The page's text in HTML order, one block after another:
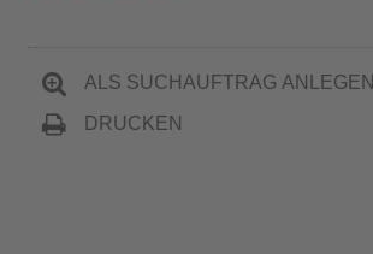
ALS SUCHAUFTRAG ANLEGEN
DRUCKEN